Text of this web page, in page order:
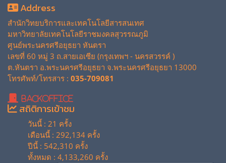
Address
สำนักวิทยบริการและเทคโนโลยีสารสนเทศ
มหาวิทยาลัยเทคโนโลยีราชมงคลสุวรรณภูมิ
ศูนย์พระนครศรีอยุธยา หันตรา
เลขที่ 60 หมู่ 3 ถ.สายเอเซีย (กรุงเทพฯ - นครสวรรค์ )
ต.หันตรา อ.พระนครศรีอยุธยา จ.พระนครศรีอยุธยา 13000
โทรศัพท์/โทรสาร : 035-709081
BackOffice
สถิติการเข้าชม
วันนี้ : 21 ครั้ง
เดือนนี้ : 292,134 ครั้ง
ปีนี้ : 542,310 ครั้ง
ทั้งหมด : 4,133,260 ครั้ง